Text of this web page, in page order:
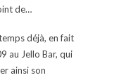
de…
déjà, en fait
au Jello Bar, qui
ainsi son